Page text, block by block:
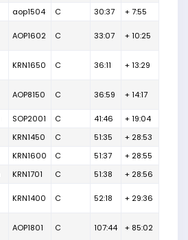
aop1504 C 30:37 + 7:55
AOP1602 C 33:07 + 10:25
KRN1650 C 36:11 + 13:29
AOP8150 C 36:59 + 14:17
SOP2001 C 41:46
+ 19:04
KRN1450 C 51:35
+ 28:53
KRN1600 C 51:37
+ 28:55
KRN1701 C 51:38 + 28:56
KRN1400 C 52:18 + 29:36
AOP1801 C 107:44 + 85:02